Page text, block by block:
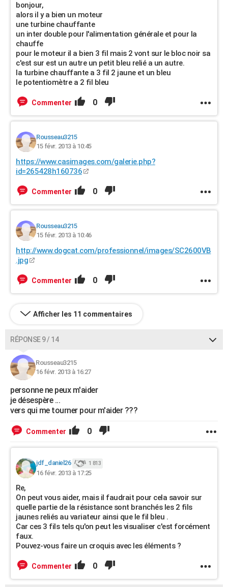
bonjour,
alors il y a bien un moteur
une turbine chauffante
un inter double pour l'alimentation générale et pour la
chauffe
pour le moteur il a bien 3 fil mais 2 vont sur le bloc noir sa
c'est sur est un autre un petit bleu relié a un autre.
la turbine chauffante a 3 fil 2 jaune et un bleu
le potentiomètre a 2 fil bleu
Commenter 0
Rousseau3215
15 févr. 2013 à 10:45
https://www.casimages.com/galerie.php?
id=265428h160736
Commenter 0
Rousseau3215
15 févr. 2013 à 10:46
http://www.dogcat.com/professionnel/images/SC2600VB
.jpg
Commenter 0
Afficher les 11 commentaires
RÉPONSE 9 / 14
Rousseau3215
16 févr. 2013 à 16:27
personne ne peux m'aider
je désespère ...
vers qui me tourner pour m'aider ???
Commenter 0
jdf_daniel26 1 813
16 févr. 2013 à 17:25
Re,
On peut vous aider, mais il faudrait pour cela savoir sur
quelle partie de la résistance sont branchés les 2 fils
jaunes reliés au variateur ainsi que le fil bleu .
Car ces 3 fils tels qu'on peut les visualiser c'est forcément
faux.
Pouvez-vous faire un croquis avec les éléments ?
Commenter 0